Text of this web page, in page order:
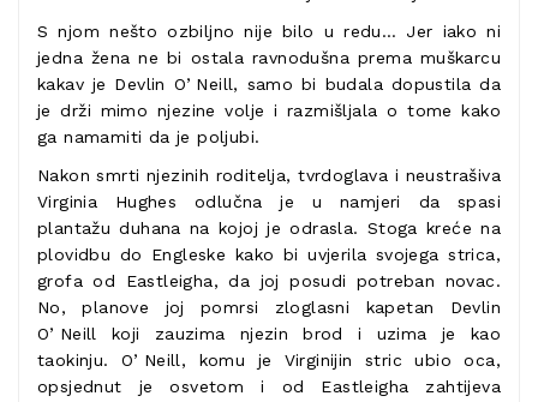
S njom nešto ozbiljno nije bilo u redu… Jer iako ni
jedna žena ne bi ostala ravnodušna prema muškarcu
kakav je Devlin OʼNeill, samo bi budala dopustila da
je drži mimo njezine volje i razmišljala o tome kako
ga namamiti da je poljubi.
Nakon smrti njezinih roditelja, tvrdoglava i neustrašiva
Virginia Hughes odlučna je u namjeri da spasi
plantažu duhana na kojoj je odrasla. Stoga kreće na
plovidbu do Engleske kako bi uvjerila svojega strica,
grofa od Eastleigha, da joj posudi potreban novac.
No, planove joj pomrsi zloglasni kapetan Devlin
OʼNeill koji zauzima njezin brod i uzima je kao
taokinju. OʼNeill, komu je Virginijin stric ubio oca,
opsjednut je osvetom i od Eastleigha zahtijeva